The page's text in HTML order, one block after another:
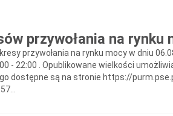
przywołania na rynku
przywołania na rynku mocy w dniu
- 22:00 . Opublikowane wielkości
dostępne są na stronie https://